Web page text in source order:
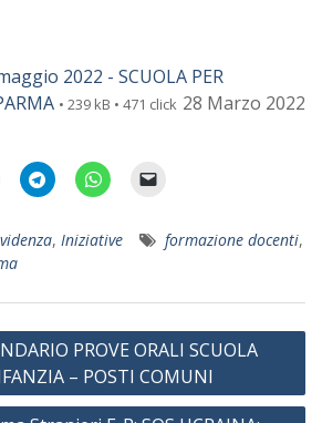
2022 - SCUOLA PER
• 239 kB • 471 click 28 Marzo 2022
, Iniziative formazione docenti,
PROVE ORALI SCUOLA
– POSTI COMUNI